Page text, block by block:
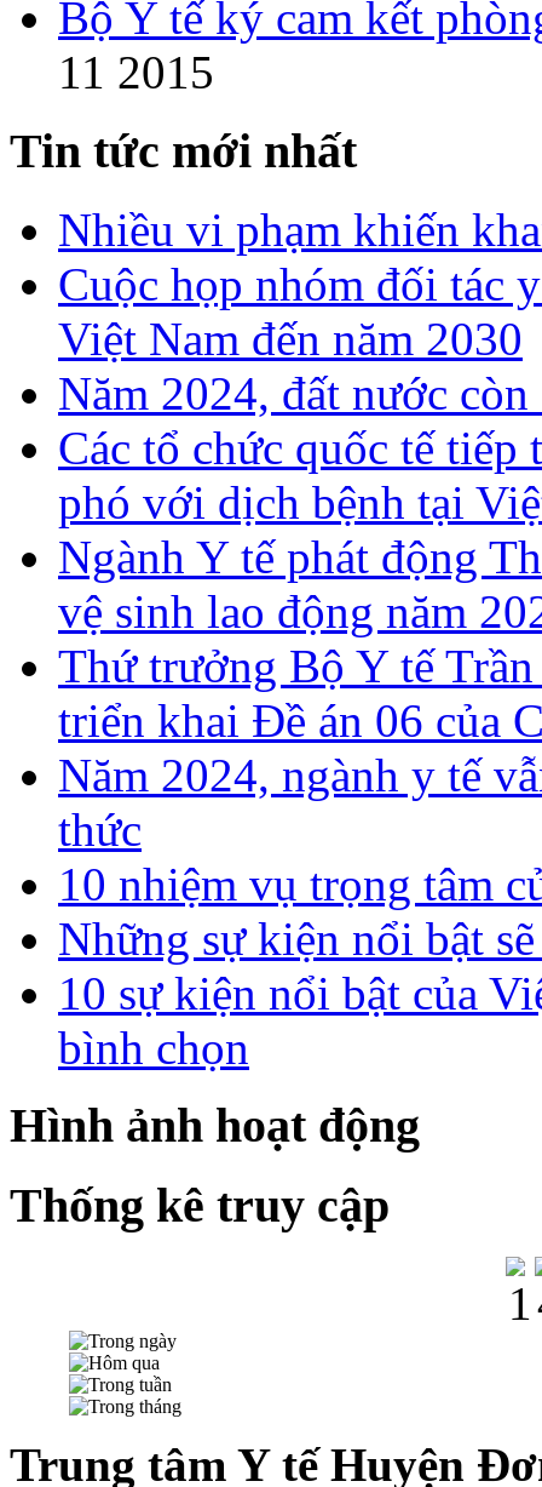
Bộ Y tế ký cam kết
11 2015
Tin tức mới nhất
Nhiều vi phạm khiến
Cuộc họp nhóm đối tác
Việt Nam đến năm 2030
Năm 2024, đất nước
Các tổ chức quốc tế
phó với dịch bệnh tại
Ngành Y tế phát động
vệ sinh lao động năm
Thứ trưởng Bộ Y tế
triển khai Đề án 06 của
Năm 2024, ngành y tế
thức
10 nhiệm vụ trọng tâm
Những sự kiện nổi bật
10 sự kiện nổi bật của
bình chọn
Hình ảnh hoạt động
Thống kê truy cập
Trung tâm Y tế Huyện